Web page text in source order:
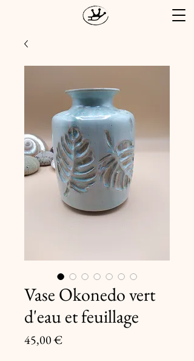
Vase Okonedo vert
d'eau et feuillage
45,00 €Prix